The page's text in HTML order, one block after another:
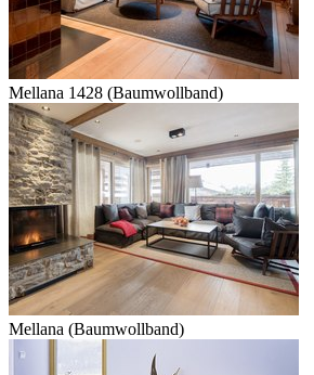
Mellana 1428 (Baumwollband)
Mellana (Baumwollband)